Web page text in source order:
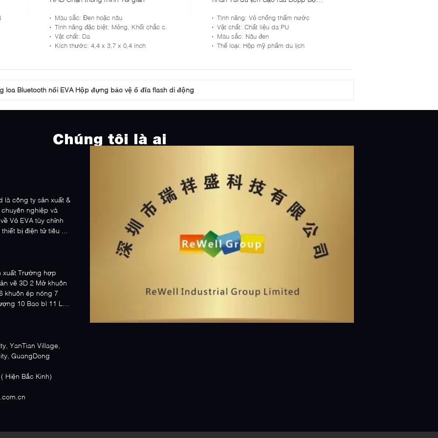
Màu sắc: Đen hoặc nâu
Tính năng đặc biệt: Mỏng, Khối chắc chắn, Nhỏ gọn
Vật chất: Da
Kích thước: 4,4 x 3,7 x 0,4 inch
Tính năng: Vỏ chống thấm nước
Vật chất: Chất liệu da PU
Màu sắc: Nâu đen
Thể loại: Hộp mỹ phẩm du lịch
loa Bluetooth nổi EVA Hộp đựng bảo vệ ổ đĩa flash di động
da Pu Hộp đựng EVA Multispandex với in logo
Chúng tôi là ai
là công ty sản xuất &
nghiệp và
Vỏ EVA tùy chỉnh
bị điện tử tiêu ...
xuất Trường hợp
vẽ 3D 2 Mở khuôn
khuôn ép nóng 7
10 Bao bì 11 Lô
YanTian Village,
GuangDong
8:00-24:00 ( Hiện Bắc Kinh)